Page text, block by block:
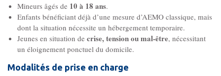
Ses missions, son objet
Rapports d’activité
Mineurs âgés de 10 à 18 ans.
Enfants bénéficiant déjà d’une mesure d’AEMO classique, mais
dont la situation nécessite un hébergement temporaire.
Jeunes en situation de crise, tension ou mal-être, nécessitant
un éloignement ponctuel du domicile.
Modalités de prise en charge